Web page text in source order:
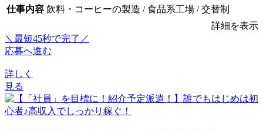
仕事内容 飲料・コーヒーの製造 / 食品系工場 / 交替制
詳細を表示
＼最短45秒で完了／
応募へ進む
詳しく
見る